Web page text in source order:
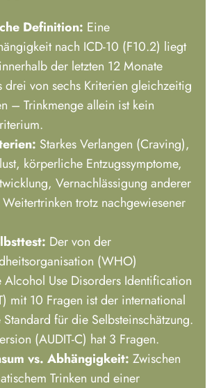
Definition: Eine
nach ICD-10 (F10.2) liegt
der letzten 12 Monate
drei von sechs Kriterien gleichzeitig
– Trinkmenge allein ist kein
Starkes Verlangen (Craving),
körperliche Entzugssymptome,
Vernachlässigung anderer
Weitertrinken trotz nachgewiesener
Der von der
(WHO)
Alcohol Use Disorders Identification
mit 10 Fragen ist der international
Standard für die Selbsteinschätzung.
(AUDIT-C) hat 3 Fragen.
vs. Abhängigkeit: Zwischen
Trinken und einer